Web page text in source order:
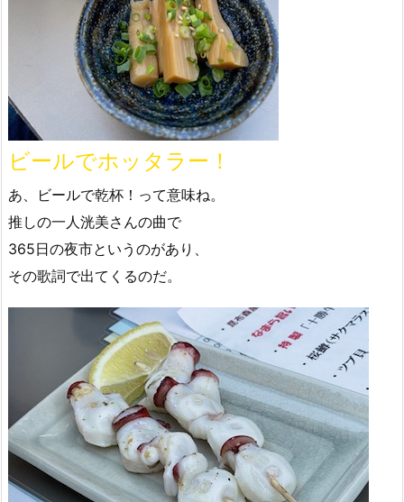
ビールでホッタラー！
あ、ビールで乾杯！って意味ね。
推しの一人洸美さんの曲で
365日の夜市というのがあり、
その歌詞で出てくるのだ。